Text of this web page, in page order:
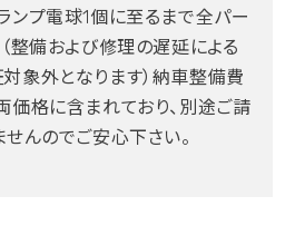
ンプ電球1個に至るまで全パー
整備および修理の遅延による
象外となります）納車整備費
価格に含まれており、別途ご請
んのでご安心下さい。